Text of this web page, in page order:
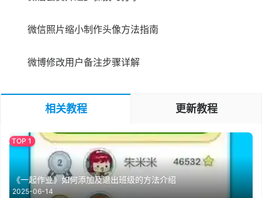
微信照片缩小制作头像方法指南
微博修改用户备注步骤详解
相关教程 更新教程
《一起作业》如何添加及退出班级的方法介绍
2025-06-14